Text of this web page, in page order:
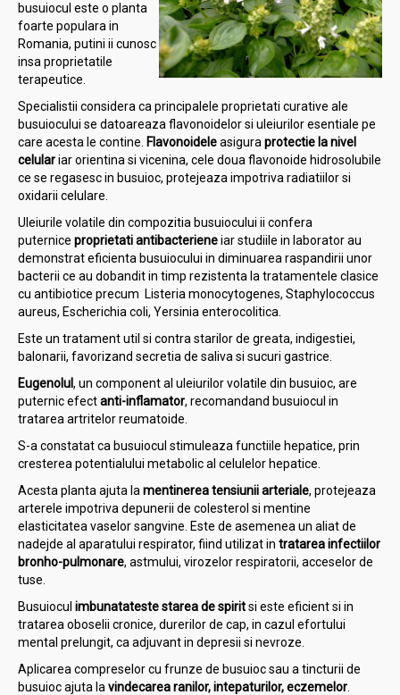
busuiocul este o planta
foarte populara in
Romania, putini ii cunosc
insa proprietatile
terapeutice.
Specialistii considera ca principalele proprietati curative ale
busuiocului se datoareaza flavonoidelor si uleiurilor esentiale pe
care acesta le contine. Flavonoideleasigura protectie la nivel
celulariar orientina si vicenina, cele doua flavonoide hidrosolubile
ce se regasesc in busuioc, protejeaza impotriva radiatiilor si
oxidarii celulare.
Uleiurile volatile din compozitia busuiocului ii confera
puternice proprietatiantibacterieneiar studiile in laborator au
demonstrat eficienta busuiocului in diminuarea raspandirii unor
bacterii ce au dobandit in timp rezistenta la tratamentele clasice
cu antibiotice precum Listeria monocytogenes, Staphylococcus
aureus, Escherichia coli, Yersinia enterocolitica.
Este un tratament util si contra starilor de greata, indigestiei,
balonarii, favorizand secretia de saliva si sucuri gastrice.
Eugenolul, un component al uleiurilor volatile din busuioc, are
puternic efectanti-inflamator, recomandand busuiocul in
tratarea artritelor reumatoide.
S-a constatat ca busuiocul stimuleaza functiile hepatice, prin
cresterea potentialului metabolic al celulelor hepatice.
Acesta planta ajuta la mentinerea tensiunii arteriale, protejeaza
arterele impotriva depunerii de colesterol si mentine
elasticitatea vaselor sangvine. Este de asemenea un aliat de
nadejde al aparatului respirator, fiind utilizat in tratarea infectiilor
bronho-pulmonare, astmului, virozelor respiratorii, acceselor de
tuse.
Busuiocul imbunatateste starea de spiritsi este eficient si in
tratarea oboselii cronice, durerilor de cap, in cazul efortului
mental prelungit, ca adjuvant in depresii si nevroze.
Aplicarea compreselor cu frunze de busuioc sau a tincturii de
busuioc ajuta la vindecarea ranilor, intepaturilor, eczemelor